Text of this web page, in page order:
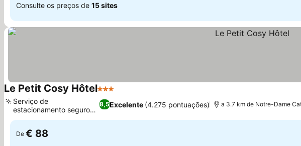
Consulte os preços de 15 sites
Le Petit Cosy Hôtel3 Estrelas
8,5Excelente (4.275 pontuações)
Serviço de
estacionamento seguro
fora do local
a 3.7 km de Notre-Dame
De € 88